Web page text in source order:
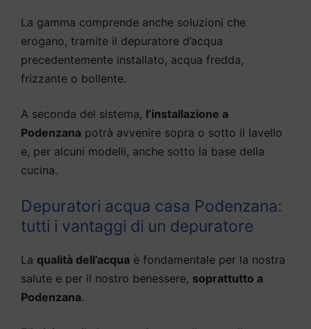
La gamma comprende anche soluzioni che
erogano, tramite il depuratore d’acqua
precedentemente installato, acqua fredda,
frizzante o bollente.
A seconda del sistema, l’installazione a
Podenzana potrà avvenire sopra o sotto il lavello
e, per alcuni modelli, anche sotto la base della
cucina.
Depuratori acqua casa Podenzana:
tutti i vantaggi di un depuratore
La qualità dell’acqua è fondamentale per la nostra
salute e per il nostro benessere, soprattutto a
Podenzana.